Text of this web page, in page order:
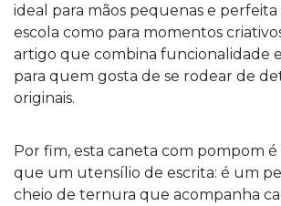
ideal para mãos pequenas e
escola como para momentos
artigo que combina funcionalidade
para quem gosta de se rodear de
originais.
Por fim, esta caneta com pompom
que um utensílio de escrita: é um
cheio de ternura que acompanha